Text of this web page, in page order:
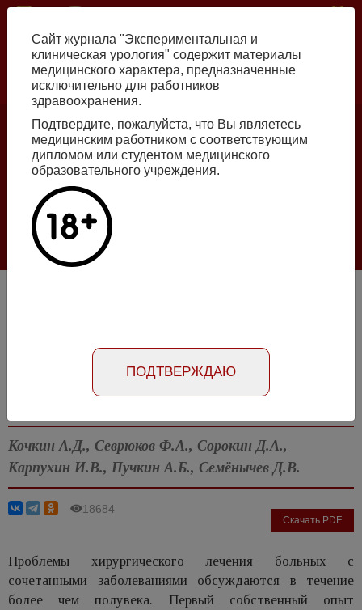
Перейти
основному
содержанию
Номер №2, 2026
Галлюцинации больших языковых моделей
в клинической урологии
Номер №4, 2013- стр. 82-84
Абстракт на русском языке
Абстракт на английском языке
Кочкин А.Д., Севрюков Ф.А., Сорокин Д.А.,
Карпухин И.В., Пучкин А.Б., Семёнычев Д.В.
18684
Скачать PDF
Проблемы хирургического лечения больных с
сочетанными заболеваниями обсуждаются в течение
более чем полувека. Первый собственный опыт
Сайт журнала "Экспериментальная и
клиническая урология" содержит материалы
медицинского характера, предназначенные
исключительно для работников
здравоохранения.
Подтвердите, пожалуйста, что Вы являетесь
медицинским работником с соответствующим
дипломом или студентом медицинского
образовательного учреждения.
ПОДТВЕРЖДАЮ